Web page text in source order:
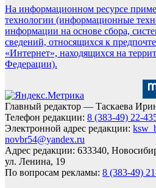
На информационном ресурсе
технологии (информационные
информации на основе сбора,
сведений, относящихся к
«Интернет», находящихся на
Федерации).
Главный редактор — Таскаева
Телефон редакции: 8 (383-49) 22-
Электронной адрес редакции:
novbr54@yandex.ru
Адрес редакции: 633340,
ул. Ленина, 19
По вопросам рекламы: 8 (383-49)